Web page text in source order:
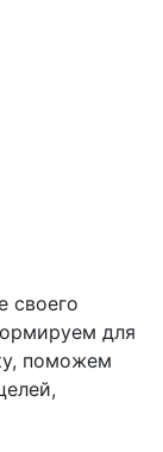
своего
для
поможем